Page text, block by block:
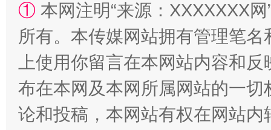
① 本网注明“来源：XXXXXXX
所有。本传媒网站拥有管理笔
上使用你留言在本网站内容和
布在本网及本网所属网站的一
论和投稿，本网站有权在网站